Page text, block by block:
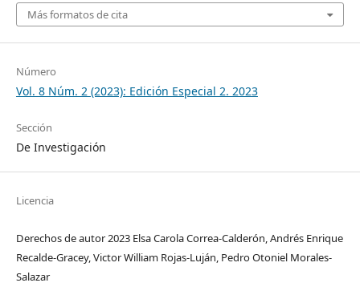
Más formatos de cita
Número
Vol. 8 Núm. 2 (2023): Edición Especial 2. 2023
Sección
De Investigación
Licencia
Derechos de autor 2023 Elsa Carola Correa-Calderón, Andrés Enrique
Recalde-Gracey, Victor William Rojas-Luján, Pedro Otoniel Morales-
Salazar